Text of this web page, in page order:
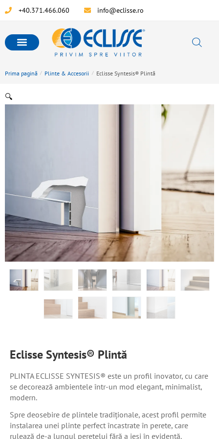
+40.371.466.060 info@eclisse.ro
Prima pagină / Plinte & Accesorii / Eclisse Syntesis® Plintă
🔍
Eclisse Syntesis® Plintă
PLINTA ECLISSE SYNTESIS® este un profil inovator, cu care
se decorează ambientele într-un mod elegant, minimalist,
modern.
Spre deosebire de plintele tradiționale, acest profil permite
instalarea unei plinte perfect încastrate în perete, care
rulează de-a lungul peretelui fără a ieși în evidență.